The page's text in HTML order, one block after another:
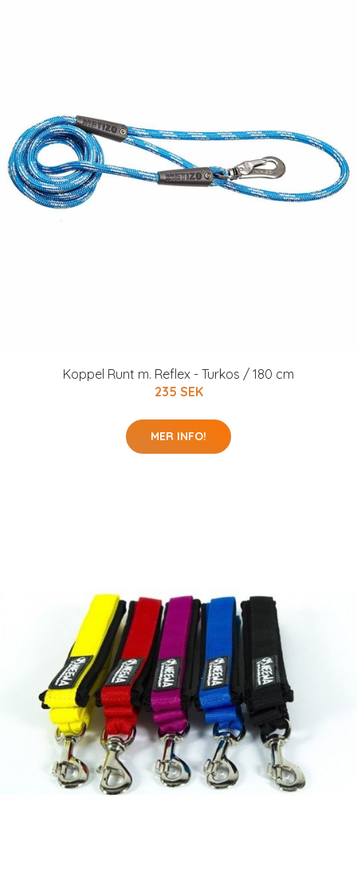
Koppel Runt m. Reflex - Turkos / 180 cm
235 SEK
MER INFO!